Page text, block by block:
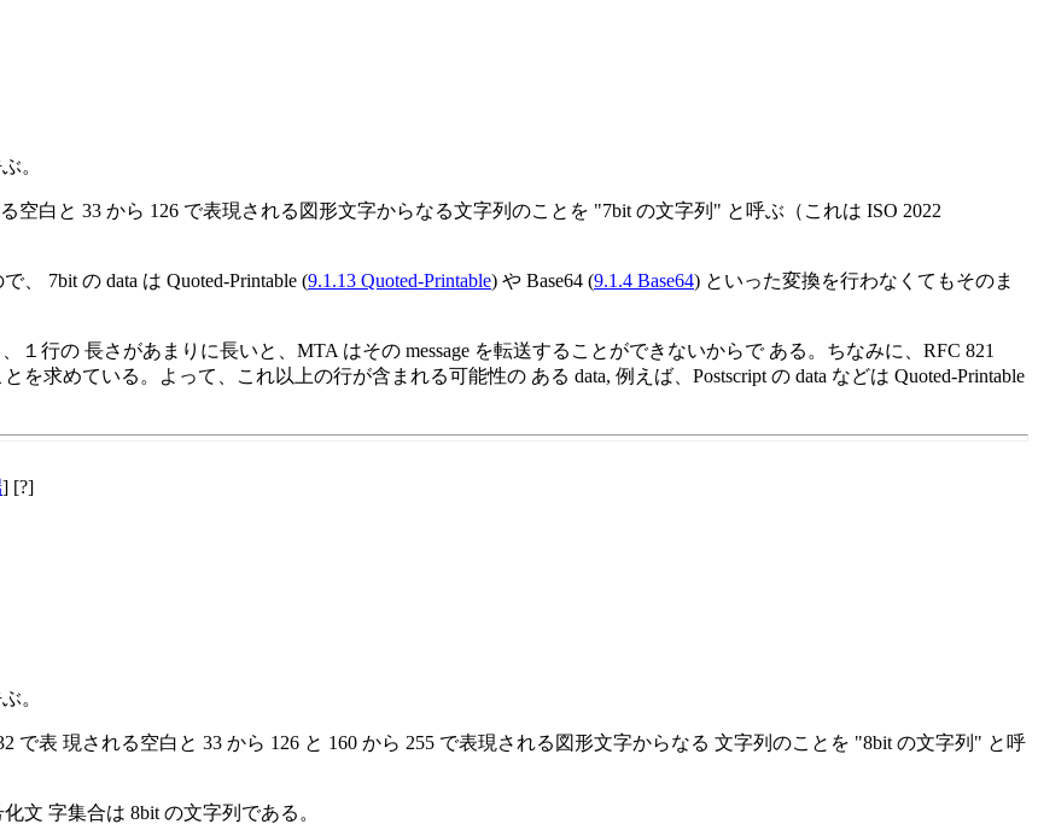
。
空白と 33 から 126 で表現される図形文字からなる文字列のことを "7bit の文字列" と呼ぶ（これは ISO 2022
、 7bit の data は Quoted-Printable (9.1.13 Quoted-Printable) や Base64 (9.1.4 Base64) といった変換を行わなくてもそのま
１行の 長さがあまりに長いと、MTA はその message を転送することができないからで ある。ちなみに、RFC 821
求めている。よって、これ以上の行が含まれる可能性の ある data, 例えば、Postscript の data などは Quoted-Printable
] [?]
。
で表 現される空白と 33 から 126 と 160 から 255 で表現される図形文字からなる 文字列のことを "8bit の文字列" と呼
文 字集合は 8bit の文字列である。